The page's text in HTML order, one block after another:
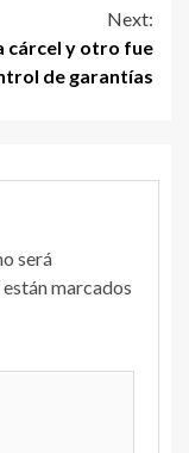
Next:
cárcel y otro fue
de garantías
será
marcados